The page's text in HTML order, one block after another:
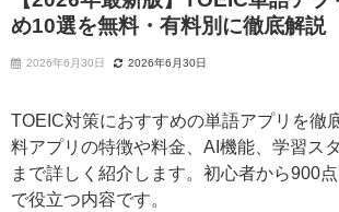
め10選を無料・有料別に徹底解説
2026年6月30日 2026年6月30日
TOEIC対策におすすめの単語アプリを徹
料アプリの特徴や料金、AI機能、学習ス
まで詳しく紹介します。初心者から900
で役立つ内容です。